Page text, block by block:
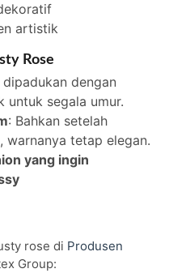
artistik
Rose
dipadukan dengan
untuk segala umur.
: Bahkan setelah
warnanya tetap elegan.
yang ingin
rose di Produsen
Group: